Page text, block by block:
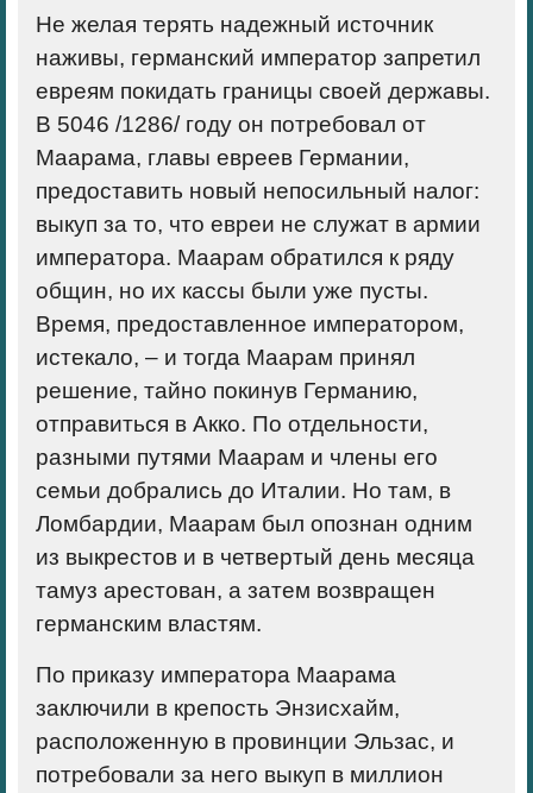
Не желая терять надежный источник
наживы, германский император запретил
евреям покидать границы своей державы.
В 5046 /1286/ году он потребовал от
Маарама, главы евреев Германии,
предоставить новый непосильный налог:
выкуп за то, что евреи не служат в армии
императора. Маарам обратился к ряду
общин, но их кассы были уже пусты.
Время, предоставленное императором,
истекало, – и тогда Маарам принял
решение, тайно покинув Германию,
отправиться в Акко. По отдельности,
разными путями Маарам и члены его
семьи добрались до Италии. Но там, в
Ломбардии, Маарам был опознан одним
из выкрестов и в четвертый день месяца
тамуз арестован, а затем возвращен
германским властям.
По приказу императора Маарама
заключили в крепость Энзисхайм,
расположенную в провинции Эльзас, и
потребовали за него выкуп в миллион